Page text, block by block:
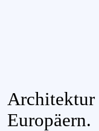
Architektur
Europäern.